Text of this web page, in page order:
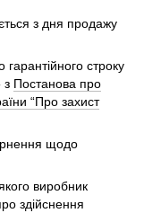
з дня продажу
строку
з Постанова про
“Про захист
щодо
виробник
здійснення